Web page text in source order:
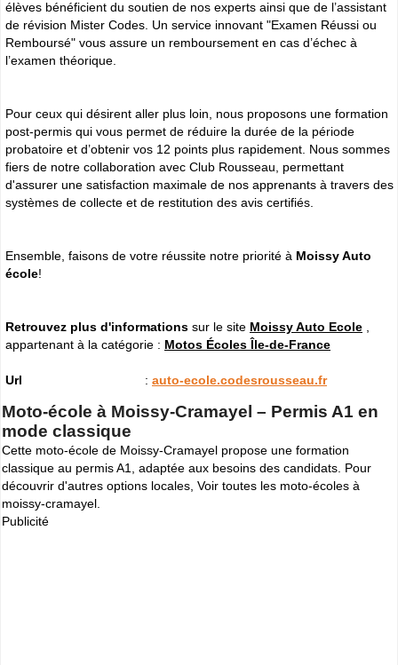
élèves bénéficient du soutien de nos experts ainsi que de l’assistant
de révision Mister Codes. Un service innovant "Examen Réussi ou
Remboursé" vous assure un remboursement en cas d’échec à
l’examen théorique.
Pour ceux qui désirent aller plus loin, nous proposons une formation
post-permis qui vous permet de réduire la durée de la période
probatoire et d’obtenir vos 12 points plus rapidement. Nous sommes
fiers de notre collaboration avec Club Rousseau, permettant
d'assurer une satisfaction maximale de nos apprenants à travers des
systèmes de collecte et de restitution des avis certifiés.
Ensemble, faisons de votre réussite notre priorité à Moissy Auto
école!
Retrouvez plus d'informations sur le site Moissy Auto Ecole
appartenant à la catégorie : Motos Écoles Île-de-France
Url : auto-ecole.codesrousseau.fr
Moto-école à Moissy-Cramayel – Permis A1 en
mode classique
Cette moto-école de Moissy-Cramayel propose une formation
classique au permis A1, adaptée aux besoins des candidats. Pour
découvrir d'autres options locales, Voir toutes les moto-écoles à
moissy-cramayel
Publicité